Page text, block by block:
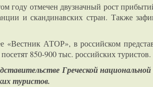
году отмечен двузначный рост
и скандинавских стран. Также
«Вестник АТОР», в российском
850-900 тыс. российских туристов.
Греческой
туристов.